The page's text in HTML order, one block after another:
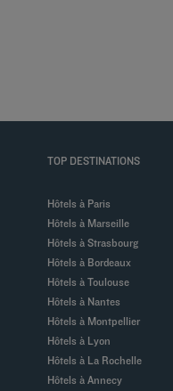
TOP DESTINATIONS
Hôtels à Paris
Hôtels à Marseille
Hôtels à Strasbourg
Hôtels à Bordeaux
Hôtels à Toulouse
Hôtels à Nantes
Hôtels à Montpellier
Hôtels à Lyon
Hôtels à La Rochelle
Hôtels à Annecy